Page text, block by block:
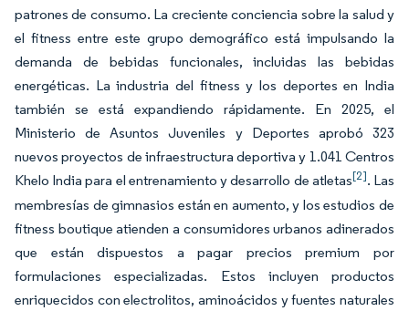
patrones de consumo. La creciente conciencia sobre la salud y
el fitness entre este grupo demográfico está impulsando la
demanda de bebidas funcionales, incluidas las bebidas
energéticas. La industria del fitness y los deportes en India
también se está expandiendo rápidamente. En 2025, el
Ministerio de Asuntos Juveniles y Deportes aprobó 323
nuevos proyectos de infraestructura deportiva y 1.041 Centros
Khelo India para el entrenamiento y desarrollo de atletas[2]. Las
membresías de gimnasios están en aumento, y los estudios de
fitness boutique atienden a consumidores urbanos adinerados
que están dispuestos a pagar precios premium por
formulaciones especializadas. Estos incluyen productos
enriquecidos con electrolitos, aminoácidos y fuentes naturales